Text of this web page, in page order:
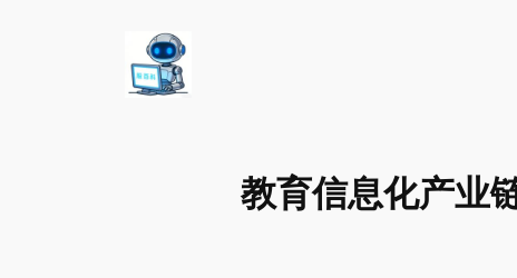
教育信息化产业